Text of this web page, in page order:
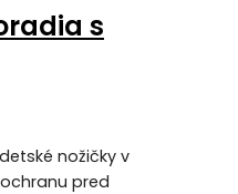
s
nožičky v
pred